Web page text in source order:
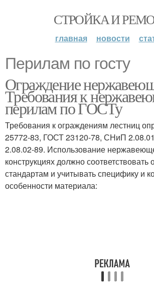
СТРОЙКА И
главная новости
Перилам по госту
Ограждение
Требования к
перилам по ГОСТу
Требования к ограждениям лестниц
25772-83, ГОСТ 23120-78, СНиП
2.08.02-89. Использование
конструкциях должно
стандартам и учитывать специфику и
особенности материала: